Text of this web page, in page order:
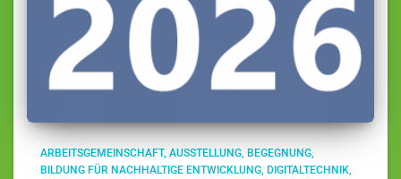
ARBEITSGEMEINSCHAFT AUSSTELLUNG BEGEGNUNG
BILDUNG FÜR NACHHALTIGE ENTWICKLUNG DIGITALTECHNIK